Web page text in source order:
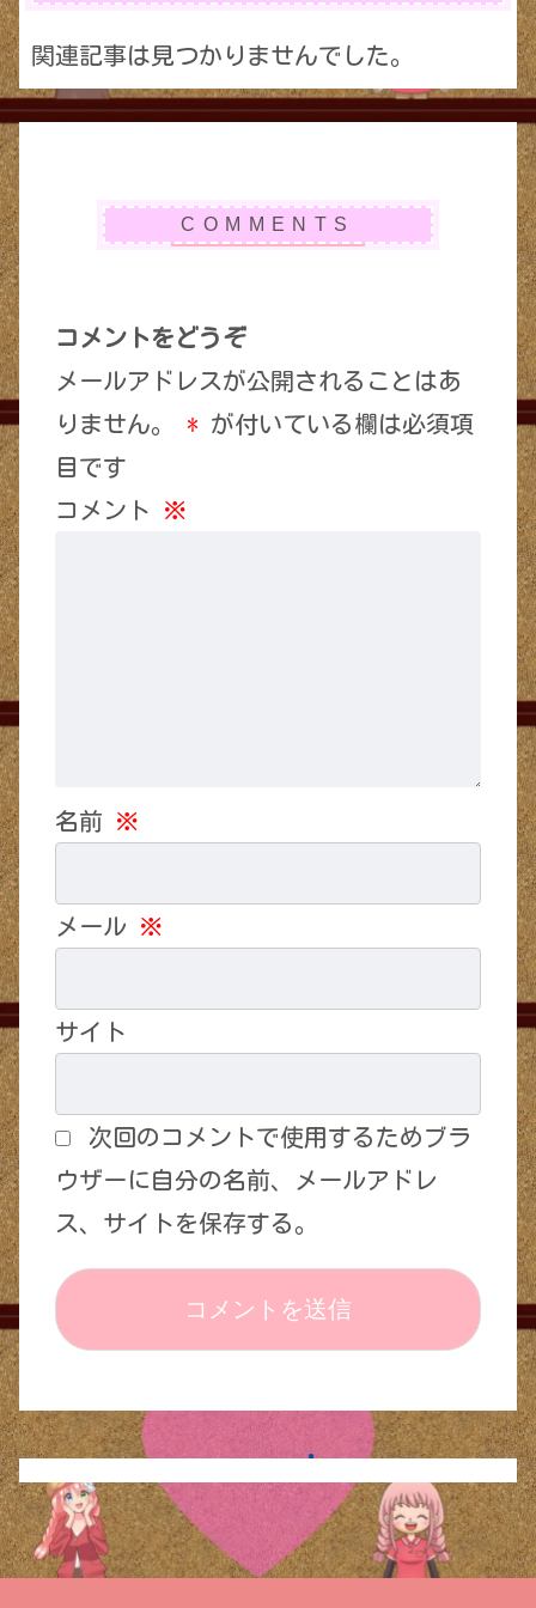
関連記事は見つかりませんでした。
コメントをどうぞ
メールアドレスが公開されることはあ
りません。
* が付いている欄は必須項
目です
コメント ※
名前 ※
メール ※
サイト
次回のコメントで使用するためブラ
ウザーに自分の名前、メールアドレ
ス、サイトを保存する。